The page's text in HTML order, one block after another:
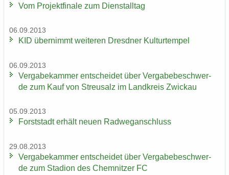
Vom Pro­jekt­fi­na­le zum Dienst­all­tag
06.09.2013
KID über­nimmt wei­te­ren Dresd­ner Kul­tur­tem­pel
06.09.2013
Ver­ga­be­kam­mer ent­schei­det über Ver­ga­be­be­schwer­
de zum Kauf von Streu­salz im Land­kreis Zwi­ckau
05.09.2013
Forst­stadt er­hält neuen Rad­weg­an­schluss
29.08.2013
Ver­ga­be­kam­mer ent­schei­det über Ver­ga­be­be­schwer­
de zum Sta­di­on des Chem­nit­zer FC